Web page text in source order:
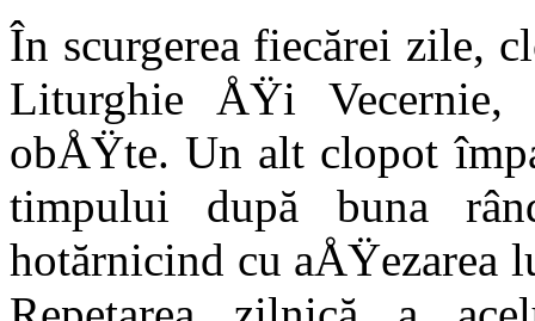
În scurgerea fiecărei zile,
Liturghie ÅŸi
obÅŸte. Un alt clo­pot
timpului după buna
hotărni­cind cu aÅŸezarea